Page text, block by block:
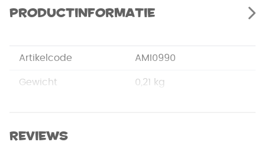
minimaal. Regelmatig zullen je hersens op hol
slaan bij het zien van zoveel onlogische situaties.
Rage is een kaartspel voor spelers die niet vies zijn
van wat onvoorspelbaarheid en geluk!
Productinformatie
Artikelcode AMI0990
Gewicht 0,21 kg
Afmetingen
Reviews